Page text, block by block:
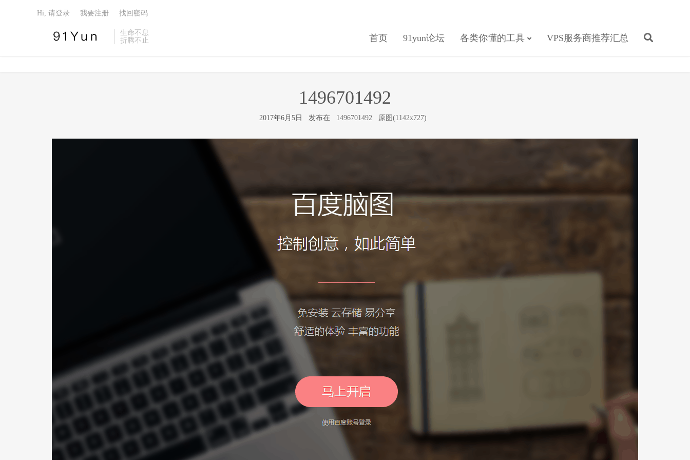
生命不息
折腾不止
首页 91yun论坛 各类你懂的工具 VPS服务商推荐汇总
Hi, 请登录 我要注册 找回密码
1496701492
2017年6月5日 发布在 1496701492 原图(1142x727)